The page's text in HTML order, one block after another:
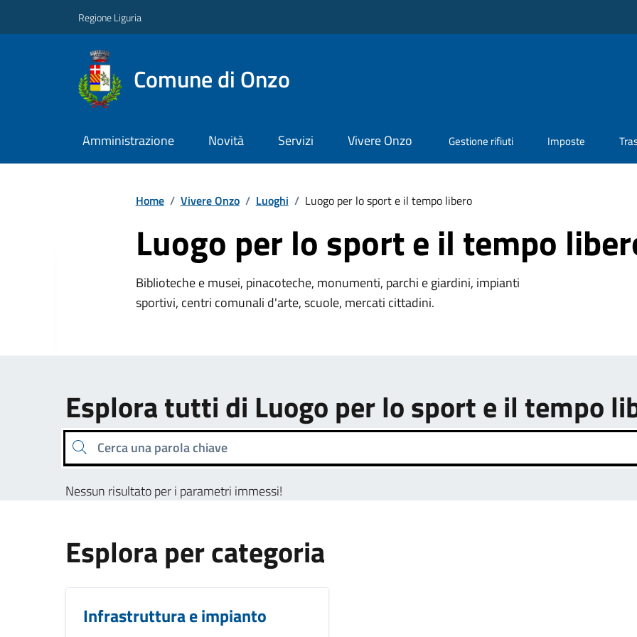
Regione Liguria
Comune di Onzo
Amministrazione Novità Servizi Vivere Onzo Gestione rifiuti Imposte
Home / Vivere Onzo / Luoghi / Luogo per lo sport e il tempo libero
Luogo per lo sport e il tempo
Biblioteche e musei, pinacoteche, monumenti, parchi e giardini, impianti
sportivi, centri comunali d'arte, scuole, mercati cittadini.
Esplora tutti di Luogo per lo sport e il tempo
Cerca una parola chiave
Nessun risultato per i parametri immessi!
Esplora per categoria
Infrastruttura e impianto